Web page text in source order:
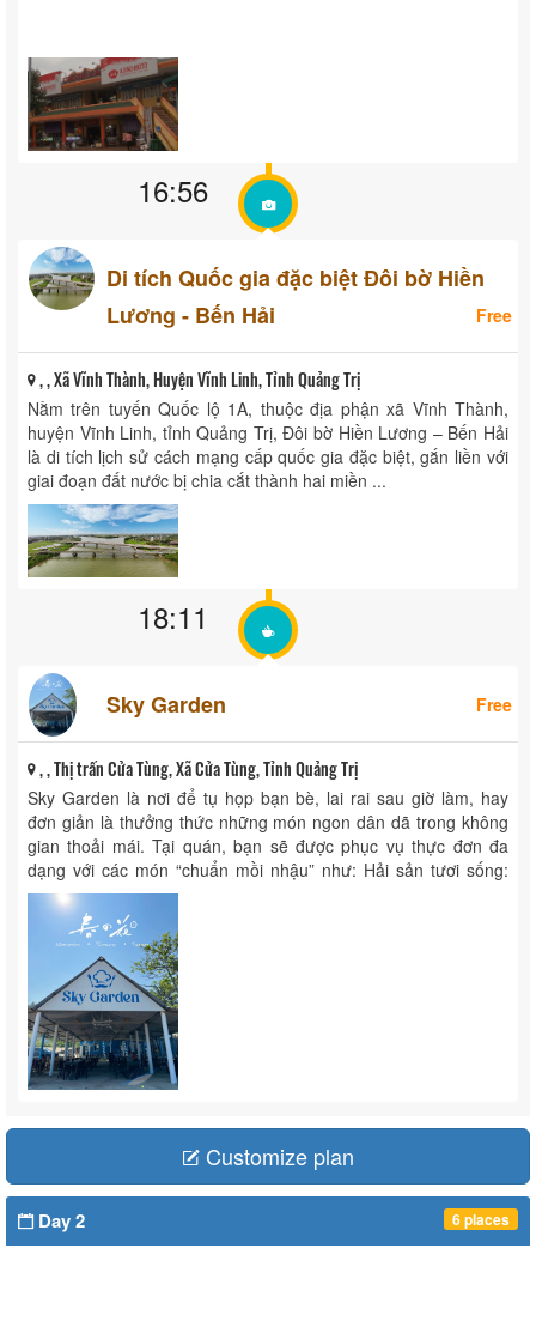
16:56
Di tích Quốc gia đặc biệt Đôi bờ Hiền
Lương - Bến Hải
Free
, , Xã Vĩnh Thành, Huyện Vĩnh Linh, Tỉnh Quảng Trị
Nằm trên tuyến Quốc lộ 1A, thuộc địa phận xã Vĩnh Thành,
huyện Vĩnh Linh, tỉnh Quảng Trị, Đôi bờ Hiền Lương – Bến Hải
là di tích lịch sử cách mạng cấp quốc gia đặc biệt, gắn liền với
giai đoạn đất nước bị chia cắt thành hai miền ...
18:11
Sky Garden Free
, , Thị trấn Cửa Tùng, Xã Cửa Tùng, Tỉnh Quảng Trị
Sky Garden là nơi để tụ họp bạn bè, lai rai sau giờ làm, hay
đơn giản là thưởng thức những món ngon dân dã trong không
gian thoải mái. Tại quán, bạn sẽ được phục vụ thực đơn đa
dạng với các món “chuẩn mồi nhậu” như: Hải sản tươi sống:
tôm, ...
Customize plan
Day 2 6 places